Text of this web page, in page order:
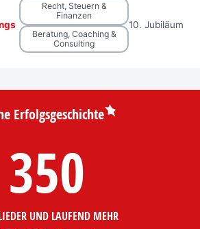
Recht, Steuern &
Finanzen
Beratung, Coaching &
Consulting
10. Jubiläum
Erfolgsgeschichte
350
UND LAUFEND MEHR